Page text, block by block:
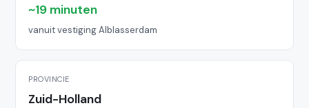
~19 minuten
vanuit vestiging Alblasserdam
PROVINCIE
Zuid-Holland